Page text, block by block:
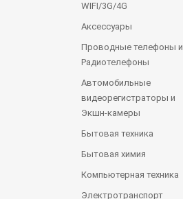
WIFI/3G/4G
Аксессуары
Проводные телефоны и
Радиотелефоны
Автомобильные
видеорегистраторы и
Экшн-камеры
Бытовая техника
Бытовая химия
Компьютерная техника
Электротранспорт